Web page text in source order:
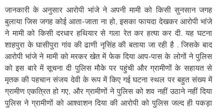
जानकारी के अनुसार आरोपी भांजे ने अपनी मामी को किसी सुनसान जगह
बुलाया जिस जगह कोई आता-जाता ना हो, इसका फायदा देखकर आरोपी भांजे
ने मामी को किसी दरधार हथियार से गला रेत कर हत्या कर दी. यह घटना
शाहपुरा के घासीपुरा गांव की ढाणी नृसिंह की बताया जा रही है . जिसके बाद
आरोपी भांजे ने मामी को मरकर खेत में फेक दिया आप-पास के लोगों ने पुलिस
को इस बारे में सूचना दी पुलिस मौके पर पहुंची और ग्रामीणों के सहायत से
मृतक की पहचान संजय देवी के रूप में किए गई घटना स्थल पर बहुत संख्य में
ग्रामीण एकत्रित हो गए, और ग्रामीणों ने पुलिस को शव नहीं उठाने नहीं दिया
पुलिस ने ग्रामीणों को आश्वाशन दिया की आरोपी को पुलिस जल्द ही पकड़ा